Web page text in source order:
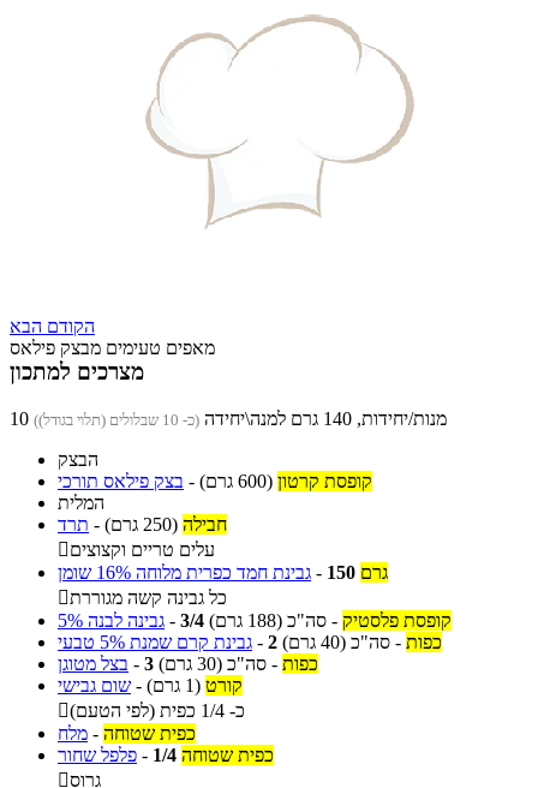
הקודם הבא
מאפים טעימים מבצק פילאס
מצרכים למתכון
10 מנות/יחידות, 140 גרם למנה\יחידה (כ- 10 שבלולים (תלוי בגודל))
הבצק
בצק פילאס תורכי - קופסת קרטון (600 גרם)
המלית
תרד - חבילה (250 גרם)
עלים טריים וקצוצים
גבינת חמד כפרית מלוחה 16% שומן - 150 גרם
כל גבינה קשה מגוררת
גבינה לבנה 5% - 3/4 קופסת פלסטיק - סה"כ (188 גרם)
גבינת קרם שמנת 5% טבעי - 2 כפות - סה"כ (40 גרם)
בצל מטוגן - 3 כפות - סה"כ (30 גרם)
שום גבישי - קורט (1 גרם)

כ- 1/4 כפית (לפי הטעם)
מלח - כפית שטוחה
פלפל שחור - 1/4 כפית שטוחה
גרוס